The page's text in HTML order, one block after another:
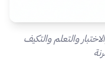
والتعلم والتكيف